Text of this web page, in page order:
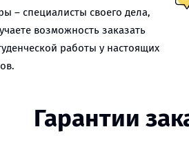
– специалисты своего дела,
возможность заказать
работы у настоящих
Гарантии